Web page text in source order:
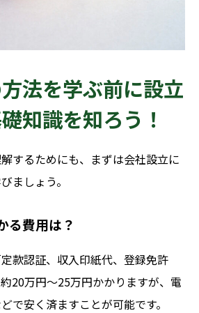
法を学ぶ前に設立
知識を知ろう！
するためにも、まずは会社設立に
ましょう。
る費用は？
款認証、収入印紙代、登録免許
20万円〜25万円かかりますが、電
で安く済ますことが可能です。